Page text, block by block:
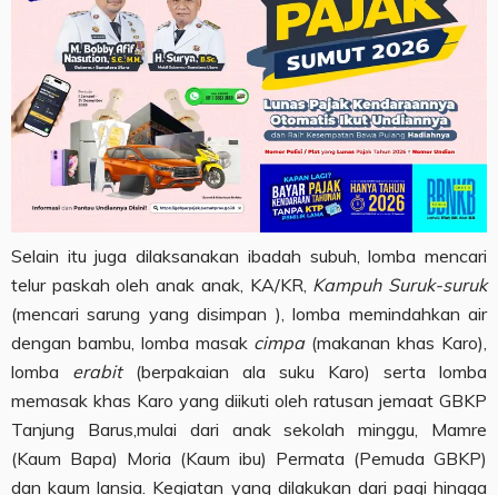
Selain itu juga dilaksanakan ibadah subuh, lomba mencari
telur paskah oleh anak anak, KA/KR, Kampuh Suruk-suruk
(mencari sarung yang disimpan ), lomba memindahkan air
dengan bambu, lomba masak cimpa(makanan khas Karo),
lomba erabit(berpakaian ala suku Karo) serta lomba
memasak khas Karo yang diikuti oleh ratusan jemaat GBKP
Tanjung Barus,mulai dari anak sekolah minggu, Mamre
(Kaum Bapa) Moria (Kaum ibu) Permata (Pemuda GBKP)
dan kaum lansia. Kegiatan yang dilakukan dari pagi hingga